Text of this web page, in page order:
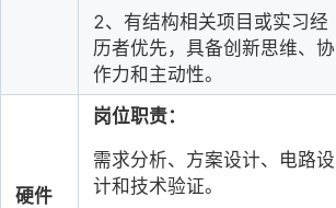
2、有结构相关项目或实习经
历者优先，具备创新思维、协
作力和主动性。
硬件
岗位职责：
需求分析、方案设计、电路设
计和技术验证。